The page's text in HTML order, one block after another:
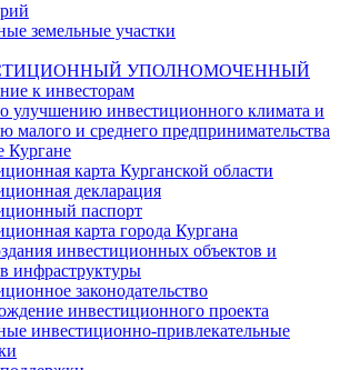
земельные участки
УПОЛНОМОЧЕННЫЙ
к инвесторам
улучшению инвестиционного климата и
малого и среднего предпринимательства
Кургане
карта Курганской области
декларация
паспорт
карта города Кургана
инвестиционных объектов и
инфраструктуры
законодательство
инвестиционного проекта
инвестиционно-привлекательные